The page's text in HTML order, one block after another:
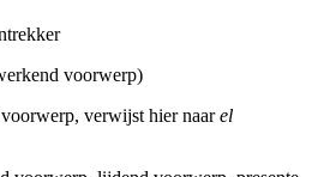
voorwerp)
verwijst hier naarel